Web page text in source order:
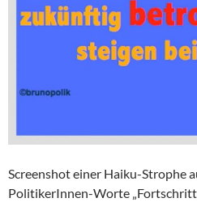
Screenshot einer Haiku-Strophe
PolitikerInnen-Worte